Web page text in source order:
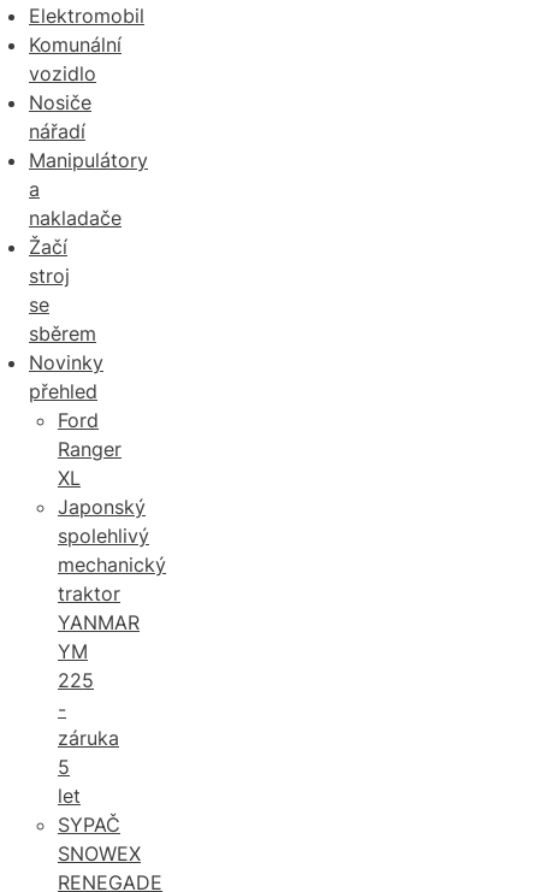
Elektromobil
Komunální
vozidlo
Nosiče
nářadí
Manipulátory
a
nakladače
Žačí
stroj
se
sběrem
Novinky
přehled
Ford
Ranger
XL
Japonský
spolehlivý
mechanický
traktor
YANMAR
YM
225
-
záruka
5
let
SYPAČ
SNOWEX
RENEGADE